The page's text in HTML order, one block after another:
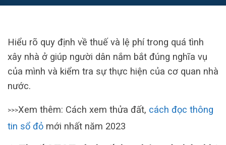
Hiểu rõ quy định về thuế và lệ phí trong quá tình
xây nhà ở giúp người dân nắm bắt đúng nghĩa vụ
của mình và kiểm tra sự thực hiện của cơ quan nhà
nước.
>>>Xem thêm: Cách xem thửa đất, cách đọc thông
tin sổ đỏ mới nhất năm 2023